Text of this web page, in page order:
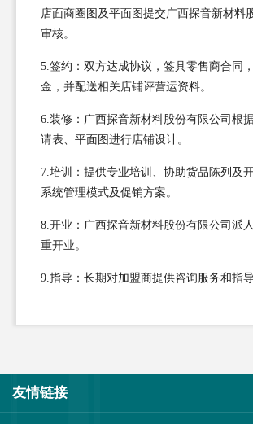
店面商圈图及平面图提交广西探音新材料
审核。
5.签约：双方达成协议，签具零售商合同
金，并配送相关店铺评营运资料。
6.装修：广西探音新材料股份有限公司根
请表、平面图进行店铺设计。
7.培训：提供专业培训、协助货品陈列及
系统管理模式及促销方案。
8.开业：广西探音新材料股份有限公司派
重开业。
9.指导：长期对加盟商提供咨询服务和指导
友情链接